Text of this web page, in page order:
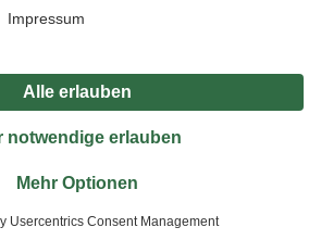
reicht.
gilt nicht für Artikel mit Speditionsversand, hier
Impressum
Widerrufsrecht
Vertrag widerrufen